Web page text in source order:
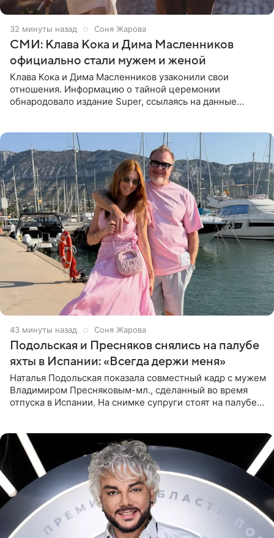
32 минуты назад Соня Жарова
СМИ: Клава Кока и Дима Масленников
официально стали мужем и женой
Клава Кока и Дима Масленников узаконили свои
отношения. Информацию о тайной церемонии
обнародовало издание Super, ссылаясь на данные
43 минуты назад Соня Жарова
Подольская и Пресняков снялись на палубе
яхты в Испании: «Всегда держи меня»
Наталья Подольская показала совместный кадр с мужем
Владимиром Пресняковым-мл., сделанный во время
отпуска в Испании. На снимке супруги стоят на палубе